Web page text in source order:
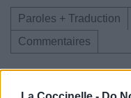
Paroles + Traduction
Commentaires
Voir la vidéo